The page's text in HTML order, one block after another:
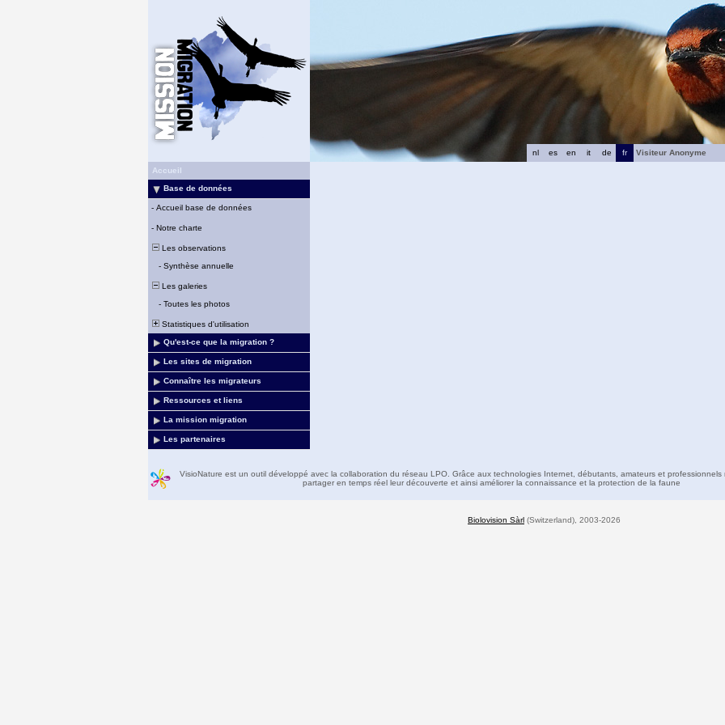
fr
de
it
en
es
nl
Visiteur Anonyme
Accueil
Base de données
- Accueil base de données
- Notre charte
Les observations
- Synthèse annuelle
Les galeries
- Toutes les photos
Statistiques d'utilisation
Qu'est-ce que la migration ?
Les sites de migration
Connaître les migrateurs
Ressources et liens
La mission migration
Les partenaires
VisioNature est un outil développé avec la collaboration du réseau LPO. Grâce aux technologies Internet, débutants, amateurs et professionnels
partager en temps réel leur découverte et ainsi améliorer la connaissance et la protection de la faune
Biolovision Sàrl (Switzerland), 2003-2026